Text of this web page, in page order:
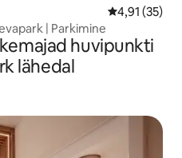
Keskmine
4,91 (35)
| Parkimine
huvipunkti
lähedal